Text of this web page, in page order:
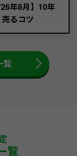
年8月】10年
るコツ
覧
覧